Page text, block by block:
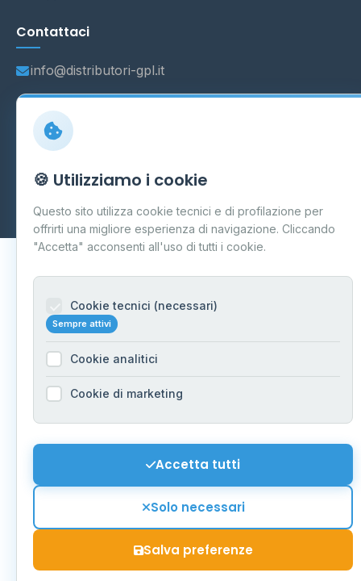
Contattaci
info@distributori-gpl.it
© 2026 - Distributori di GPL -
P.IVA 03859300364
Aggiornamento quotidiano
🍪 Utilizziamo i cookie
Questo sito utilizza cookie tecnici e di profilazione per
offrirti una migliore esperienza di navigazione. Cliccando
"Accetta" acconsenti all'uso di tutti i cookie.
Cookie tecnici (necessari)
Sempre attivi
Cookie analitici
Cookie di marketing
Accetta tutti
Solo necessari
Salva preferenze